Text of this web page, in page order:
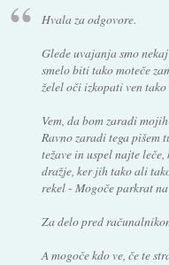
Hvala za odgovore.
Glede uvajanja smo
smelo biti tako moteče
želel oči izkopati ven
Vem, da bom zaradi
Ravno zaradi tega pišem
težave in uspel najte
dražje, ker jih tako ali
rekel - Mogoče parkrat
Za delo pred
A mogoče kdo ve, če te